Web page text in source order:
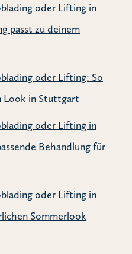
oder Lifting in
passt zu deinem
oder Lifting: So
Look in Stuttgart
oder Lifting in
Behandlung für
oder Lifting in
Sommerlook